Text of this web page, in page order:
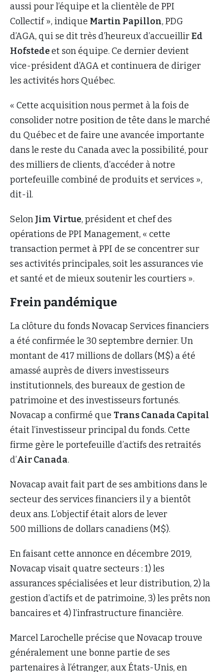
aussi pour l’équipe et la clientèle de PPI
Collectif », indique Martin Papillon, PDG
d’AGA, qui se dit très d’heureux d’accueillirEd
Hofstedeet son équipe. Ce dernier devient
vice-président d’AGA et continuera de diriger
les activités hors Québec.
« Cette acquisition nous permet à la fois de
consolider notre position de tête dans le marché
du Québec et de faire une avancée importante
dans le reste du Canada avec la possibilité, pour
des milliers de clients, d’accéder à notre
portefeuille combiné de produits et services »,
dit-il.
Selon Jim Virtue, président et chef des
opérations de PPI Management, « cette
transaction permet à PPI de se concentrer sur
ses activités principales, soit les assurances vie
et santé et de mieux soutenir les courtiers ».
Frein pandémique
La clôture du fonds Novacap Services financiers
a été confirmée le 30 septembre dernier. Un
montant de 417 millions de dollars (M$) a été
amassé auprès de divers investisseurs
institutionnels, des bureaux de gestion de
patrimoine et des investisseurs fortunés.
Novacap a confirmé que Trans Canada Capital
était l’investisseur principal du fonds. Cette
firme gère le portefeuille d’actifs des retraités
d’Air Canada.
Novacap avait fait part de ses ambitions dans le
secteur des services financiers il y a bientôt
deux ans. L’objectif était alors de lever
500 millions de dollars canadiens (M$).
En faisant cette annonce en décembre 2019,
Novacap visait quatre secteurs : 1) les
assurances spécialisées et leur distribution, 2) la
gestion d’actifs et de patrimoine, 3) les prêts non
bancaires et 4) l’infrastructure financière.
Marcel Larochelle précise que Novacap trouve
généralement une bonne partie de ses
partenaires à l’étranger, aux États-Unis, en